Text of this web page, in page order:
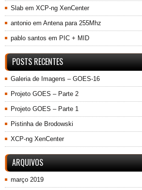
Slab em XCP-ng XenCenter
antonio em Antena para 255Mhz
pablo santos em PIC + MID
POSTS RECENTES
Galeria de Imagens – GOES-16
Projeto GOES – Parte 2
Projeto GOES – Parte 1
Pistinha de Brodowski
XCP-ng XenCenter
ARQUIVOS
março 2019